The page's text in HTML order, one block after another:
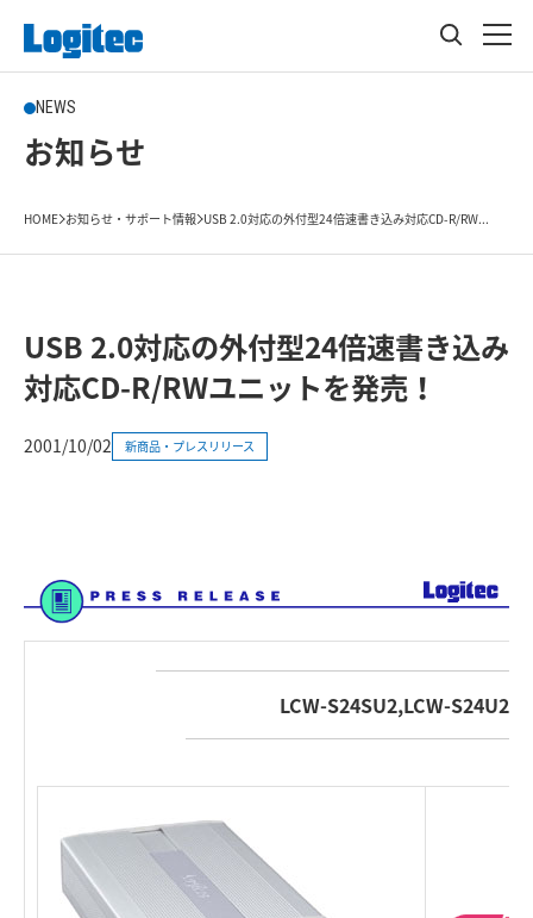
NEWS
お知らせ
HOME お知らせ・サポート情報 USB 2.0対応の外付型24倍速書き込み対応CD-R/RW...
USB 2.0対応の外付型24倍速書き込み
対応CD-R/RWユニットを発売！
2001/10/02 新商品・プレスリリース
LCW-S24SU2,LCW-S24U2